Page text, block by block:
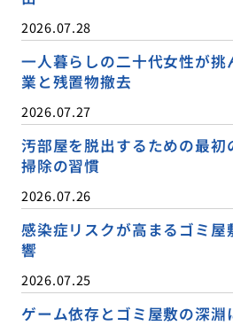
2026.07.28
一人暮らしの二十代女性が挑
業と残置物撤去
2026.07.27
汚部屋を脱出するための最初
掃除の習慣
2026.07.26
感染症リスクが高まるゴミ屋
響
2026.07.25
ゲーム依存とゴミ屋敷の深淵